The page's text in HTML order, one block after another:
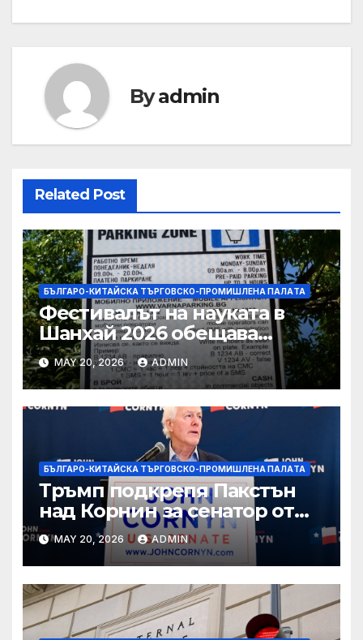
Byadmin
Related Post
БЪЛГАРО-КИТАЙСКА ТЪРГОВСКО-ПРОМИШЛЕНА ПАЛAТА
Фестивалът на науката в
Шанхай 2026 обещава
вълнуващи научно-
технологични иновации
MAY 20, 2026 ADMIN
БЪЛГАРО-КИТАЙСКА ТЪРГОВСКО-ПРОМИШЛЕНА ПАЛAТА
Тръмп подкрепя Пакстън
над Корнин за сенатор от
Тексас в шокираща
подкрепа
MAY 20, 2026 ADMIN